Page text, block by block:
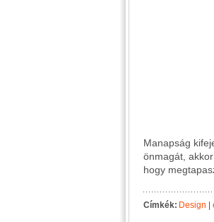
Manapság
önmagát,
hogy
Címkék: Design